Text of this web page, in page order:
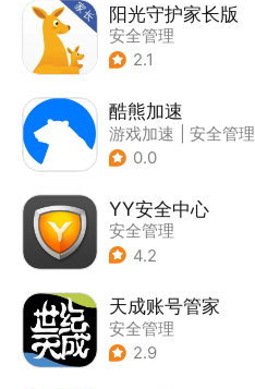
阳光守护家长版
安全管理
2.1
酷熊加速
游戏加速
安全管理
0.0
YY安全中心
安全管理
4.2
天成账号管家
安全管理
2.9